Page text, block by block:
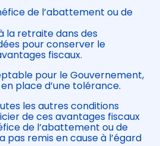
de l’abattement ou de
la retraite dans des
pour conserver le
fiscaux.
pour le Gouvernement,
place d’une tolérance.
les autres conditions
de ces avantages fiscaux
de l’abattement ou de
pas remis en cause à l’égard